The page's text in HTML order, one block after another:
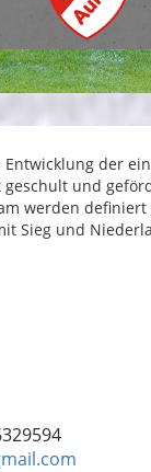
der
und
werden
Sieg und